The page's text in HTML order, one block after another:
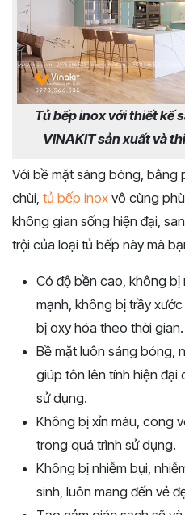
Tủ bếp inox với thiết kế
VINAKIT sản xuất và
Với bề mặt sáng bóng, bằng
chùi, tủ bếp inox vô cùng
không gian sống hiện đại,
trội của loại tủ bếp này mà
Có độ bền cao, không bị
mạnh, không bị trầy
bị oxy hóa theo thời gian.
Bề mặt luôn sáng bóng,
giúp tôn lên tính hiện
sử dụng.
Không bị xỉn màu, cong
trong quá trình sử dụng.
Không bị nhiễm bụi,
sinh, luôn mang đến vẻ